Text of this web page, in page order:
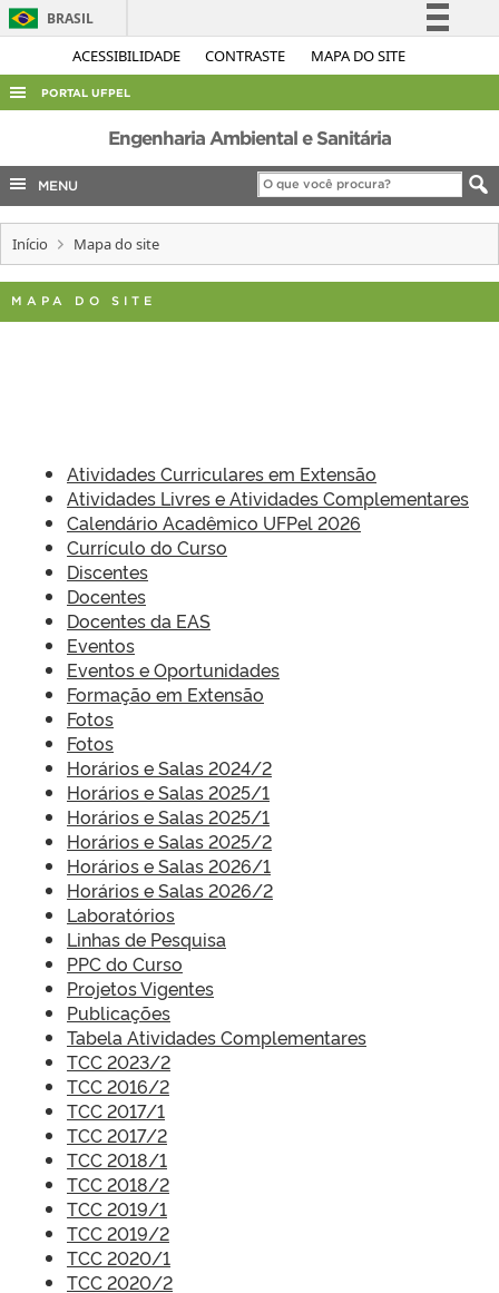
ACESSIBILIDADE CONTRASTE MAPA DO SITE
BRASIL
Simplifique!
Legislação
Canais
PORTAL UFPEL
ACESSO À INFORMAÇÃO
AUDITORIA
COBALTO
CONCURSOS
EDITAIS
INTERNACIONAL
Engenharia Ambiental e Sanitária
MENU
Início Mapa do site
MAPA DO SITE
Atividades Curriculares em Extensão
Atividades Livres e Atividades Complementares
Calendário Acadêmico UFPel 2026
Currículo do Curso
Discentes
Docentes
Docentes da EAS
Eventos
Eventos e Oportunidades
Formação em Extensão
Fotos
Fotos
Horários e Salas 2024/2
Horários e Salas 2025/1
Horários e Salas 2025/1
Horários e Salas 2025/2
Horários e Salas 2026/1
Horários e Salas 2026/2
Laboratórios
Linhas de Pesquisa
PPC do Curso
Projetos Vigentes
Publicações
Tabela Atividades Complementares
TCC 2023/2
TCC 2016/2
TCC 2017/1
TCC 2017/2
TCC 2018/1
TCC 2018/2
TCC 2019/1
TCC 2019/2
TCC 2020/1
TCC 2020/2